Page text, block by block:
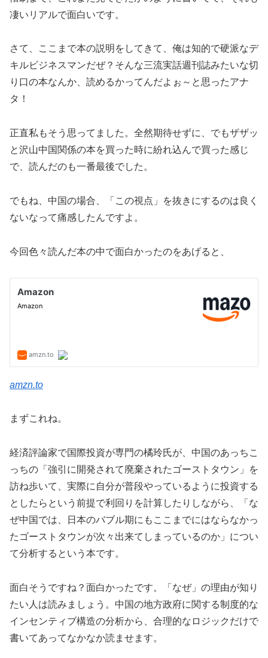
凄いリアルで面白いです。
さて、ここまで本の説明をしてきて、俺は知的で硬派なデ
キルビジネスマンだぜ？そんな三流実話週刊誌みたいな切
り口の本なんか、読めるかってんだよぉ～と思ったアナ
タ！
正直私もそう思ってました。全然期待せずに、でもザザッ
と沢山中国関係の本を買った時に紛れ込んで買った感じ
で、読んだのも一番最後でした。
でもね、中国の場合、「この視点」を抜きにするのは良く
ないなって痛感したんですよ。
今回色々読んだ本の中で面白かったのをあげると、
amzn.to
まずこれね。
経済評論家で国際投資が専門の橘玲氏が、中国のあっちこ
っちの「強引に開発されて廃棄されたゴーストタウン」を
訪ね歩いて、実際に自分が普段やっているように投資する
としたらという前提で利回りを計算したりしながら、「な
ぜ中国では、日本のバブル期にもここまでにはならなかっ
たゴーストタウンが次々出来てしまっているのか」につい
て分析するという本です。
面白そうですね？面白かったです。「なぜ」の理由が知り
たい人は読みましょう。中国の地方政府に関する制度的な
インセンティブ構造の分析から、合理的なロジックだけで
書いてあってなかなか読ませます。